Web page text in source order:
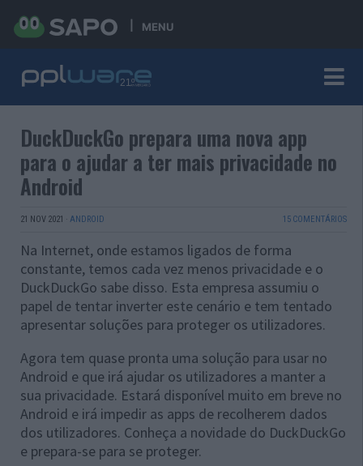
MENU
DuckDuckGo prepara uma nova app
para o ajudar a ter mais privacidade no
Android
21 NOV 2021 · ANDROID 15 COMENTÁRIOS
Na Internet, onde estamos ligados de forma
constante, temos cada vez menos privacidade e o
DuckDuckGo sabe disso. Esta empresa assumiu o
papel de tentar inverter este cenário e tem tentado
apresentar soluções para proteger os utilizadores.
Agora tem quase pronta uma solução para usar no
Android e que irá ajudar os utilizadores a manter a
sua privacidade. Estará disponível muito em breve no
Android e irá impedir as apps de recolherem dados
dos utilizadores. Conheça a novidade do DuckDuckGo
e prepara-se para se proteger.